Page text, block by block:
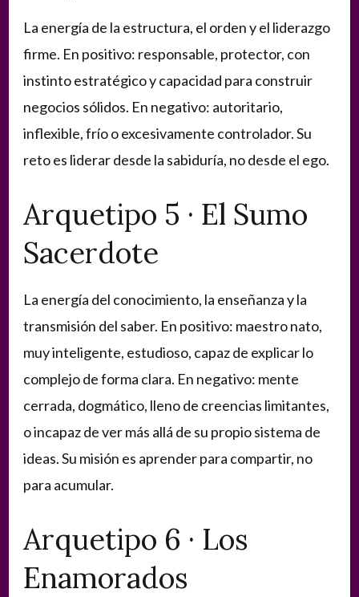
La energía de la estructura, el orden y el liderazgo
firme. En positivo: responsable, protector, con
instinto estratégico y capacidad para construir
negocios sólidos. En negativo: autoritario,
inflexible, frío o excesivamente controlador. Su
reto es liderar desde la sabiduría, no desde el ego.
Arquetipo 5 · El Sumo
Sacerdote
La energía del conocimiento, la enseñanza y la
transmisión del saber. En positivo: maestro nato,
muy inteligente, estudioso, capaz de explicar lo
complejo de forma clara. En negativo: mente
cerrada, dogmático, lleno de creencias limitantes,
o incapaz de ver más allá de su propio sistema de
ideas. Su misión es aprender para compartir, no
para acumular.
Arquetipo 6 · Los
Enamorados